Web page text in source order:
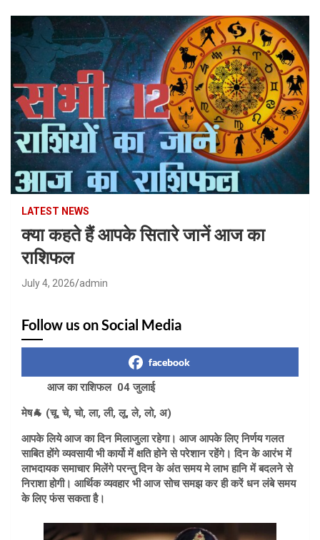
LATEST NEWS
क्या कहते हैं आपके सितारे जानें आज का
राशिफल
July 4, 2026 admin
Follow us on Social Media
facebook
आज का राशिफल 04 जुलाई
मेष🐐 (चू, चे, चो, ला, ली, लू, ले, लो, अ)
आपके लिये आज का दिन मिलाजुला रहेगा। आज आपके लिए निर्णय गलत
साबित होंगे व्यवसायी भी कार्यो में क्षति होने से परेशान रहेंगे। दिन के आरंभ में
लाभदायक समाचार मिलेंगे परन्तु दिन के अंत समय मे लाभ हानि में बदलने से
निराशा होगी। आर्थिक व्यवहार भी आज सोच समझ कर ही करें धन लंबे समय
के लिए फंस सकता है।